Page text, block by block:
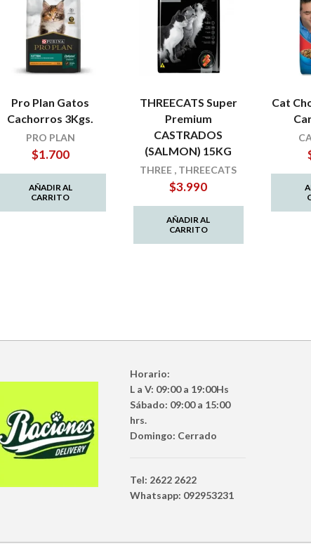
Pro Plan Gatos
Cachorros 3Kgs.
PRO PLAN
$1.700
AÑADIR AL
CARRITO
THREECATS Super
Premium
CASTRADOS
(SALMON) 15KG
THREE , THREECATS
$3.990
AÑADIR AL
CARRITO
Cat
Horario:
L a V: 09:00 a 19:00Hs
Sábado: 09:00 a 15:00
hrs.
Domingo: Cerrado
Tel: 2622 2622
Whatsapp: 092953231